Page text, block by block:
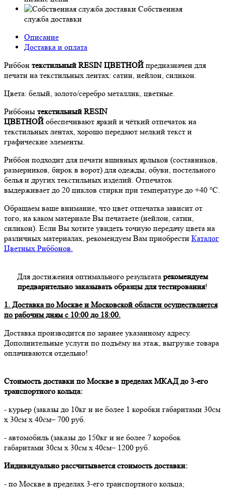
Собственная
служба доставки
Описание
Доставка и оплата
Риббон текстильный RESIN ЦВЕТНОЙ предназначен для
печати на текстильных лентах: сатин, нейлон, силикон.
Цвета: белый, золото/серебро металлик, цветные.
Риббоны текстильный RESIN
ЦВЕТНОЙ обеспечивают яркий и чёткий отпечаток на
текстильных лентах, хорошо передают мелкий текст и
графические элементы.
Риббон подходит для печати вшивных ярлыков (составников,
размерников, бирок в ворот) для одежды, обуви, постельного
белья и других текстильных изделий. Отпечаток
выдерживает до 20 циклов стирки при температуре до +40 °C.
Обращаем ваше внимание, что цвет отпечатка зависит от
того, на каком материале Вы печатаете (нейлон, сатин,
силикон). Если Вы хотите увидеть точную передачу цвета на
различных материалах, рекомендуем Вам приобрести Каталог
Цветных Риббонов.
Для достижения оптимального результата рекомендуем
предварительно заказывать образцы для тестирования!
1. Доставка по Москве и Московской области осуществляется
по рабочим дням с 10:00 до 18:00.
Доставка производится по заранее указанному адресу.
Дополнительные услуги по подъёму на этаж, выгрузке товара
оплачиваются отдельно!
Стоимость доставки по Москве в пределах МКАД до 3-его
транспортного кольца:
- курьер (заказы до 10кг и не более 1 коробки габаритами 30см
х 30см х 40см– 700 руб.
- автомобиль (заказы до 150кг и не более 7 коробок
габаритами 30см х 30см х 40см– 1200 руб.
Индивидуально рассчитывается стоимость доставки:
- по Москве в пределах 3-его транспортного кольца;